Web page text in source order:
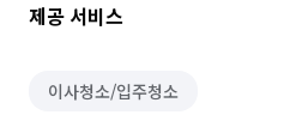
제공 서비스
이사청소/입주청소